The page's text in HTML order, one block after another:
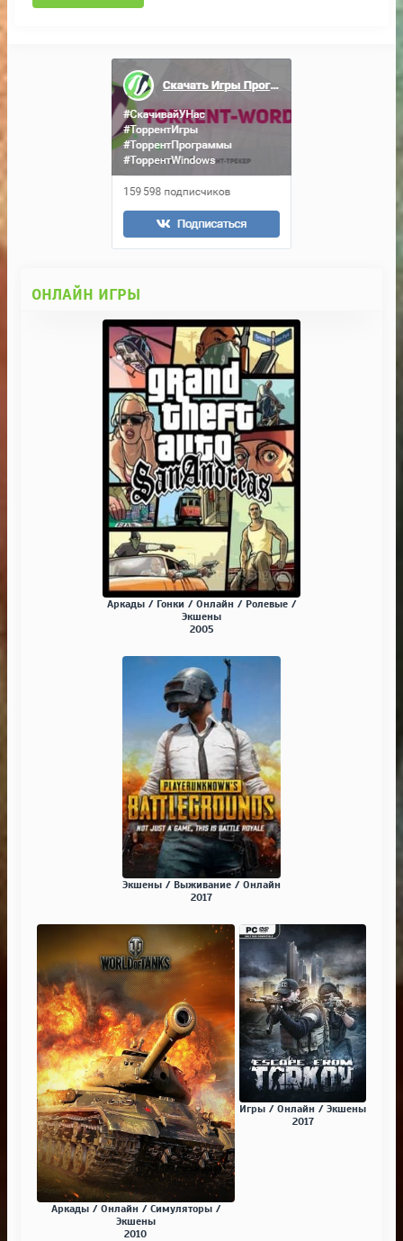
ОНЛАЙН ИГРЫ
Аркады / Гонки / Онлайн / Ролевые /
Экшены
2005
Экшены / Выживание / Онлайн
2017
Аркады / Онлайн / Симуляторы /
Экшены
2010
Игры / Онлайн / Экшены
2017